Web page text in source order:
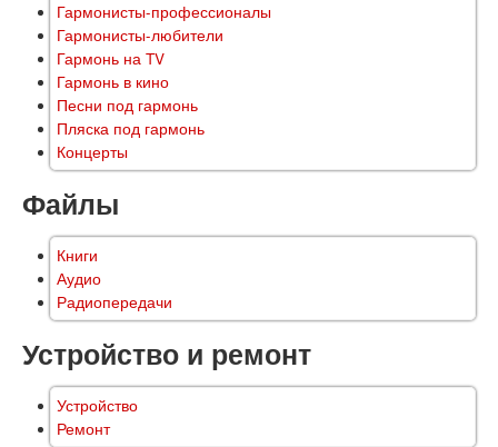
Гармонисты-профессионалы
Гармонисты-любители
Гармонь на TV
Гармонь в кино
Песни под гармонь
Пляска под гармонь
Концерты
Файлы
Книги
Аудио
Радиопередачи
Устройство и ремонт
Устройство
Ремонт